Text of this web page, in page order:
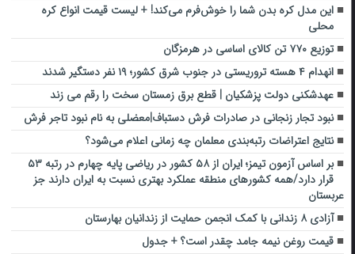
این مدل کره بدن شما را خوش‌فرم می‌کند! + لیست قیمت انواع کره
محلی
توزیع ۷۷۰ تن کالای اساسی در هرمزگان
انهدام ۴ هسته تروریستی در جنوب شرق کشور؛ ۱۹ نفر دستگیر شدند
عهدشکنی دولت پزشکیان | قطع برق زمستان سخت را رقم می زند
نبود تجار زنجانی در صادرات فرش دستباف|معضلی به نام نبود تاجر فرش
نتایج اعتراضات رتبه‌بندی معلمان چه زمانی اعلام می‌شود؟
بر اساس آزمون تیمز؛ ایران از ۵۸ کشور در ریاضی پایه چهارم در رتبه ۵۳
قرار دارد/همه کشورهای منطقه عملکرد بهتری نسبت به ایران دارند جز
عربستان
آزادی ۸ زندانی با کمک انجمن حمایت از زندانیان بهارستان
قیمت روغن نیمه جامد چقدر است؟ + جدول